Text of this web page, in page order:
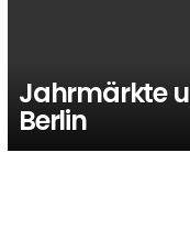
Jahrmärkte
Berlin